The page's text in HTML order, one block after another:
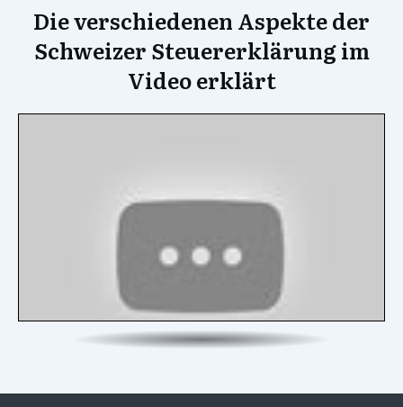
Die verschiedenen Aspekte der
Schweizer Steuererklärung im
Video erklärt